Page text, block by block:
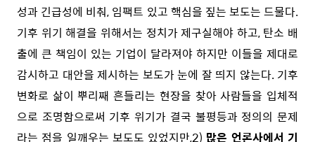
성과 긴급성에 비춰, 임팩트 있고 핵심을 짚는 보도는 드물다.
기후 위기 해결을 위해서는 정치가 제구실해야 하고, 탄소 배
출에 큰 책임이 있는 기업이 달라져야 하지만 이들을 제대로
감시하고 대안을 제시하는 보도가 눈에 잘 띄지 않는다. 기후
변화로 삶이 뿌리째 흔들리는 현장을 찾아 사람들을 입체적
으로 조명함으로써 기후 위기가 결국 불평등과 정의의 문제
라는 점을 일깨우는 보도도 있었지만,2) 많은 언론사에서 기